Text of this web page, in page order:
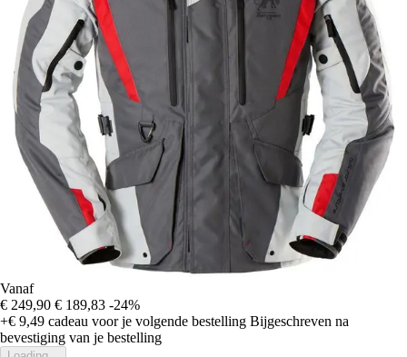
Vanaf
€ 249,90 € 189,83 -24%
+€ 9,49 cadeau voor je volgende bestelling Bijgeschreven na
bevestiging van je bestelling